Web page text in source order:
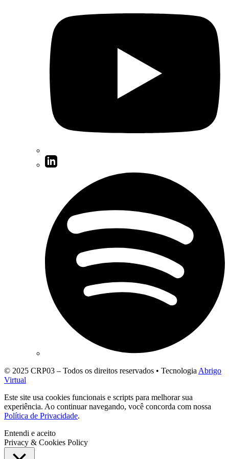
© 2025 CRP03 – Todos os direitos reservados • Tecnologia Abrigo
Virtual
Este site usa cookies funcionais e scripts para melhorar sua
experiência. Ao continuar navegando, você concorda com nossa
Política de Privacidade.
Entendi e aceito
Privacy & Cookies Policy